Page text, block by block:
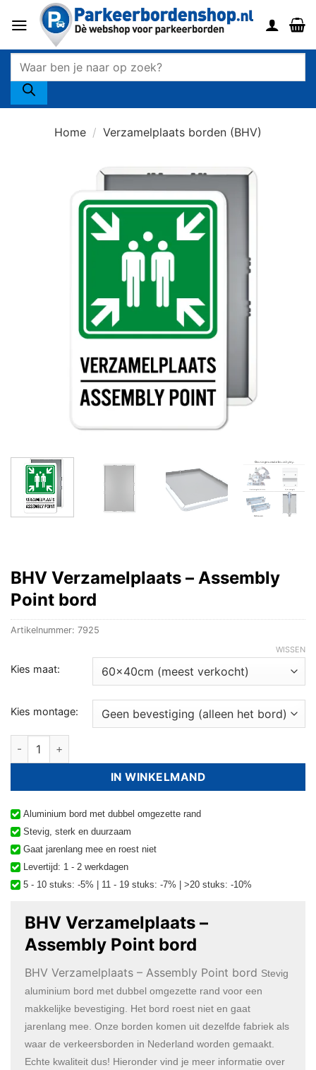
naar
zoeken
Home / Verzamelplaats borden (BHV)
BHV Verzamelplaats – Assembly
Point bord
Artikelnummer: 7925
Kies maat:
Kies montage:
WISSEN
BHV Verzamelplaats - Assembly Point bord aantal
IN WINKELMAND
Aluminium bord met dubbel omgezette rand
Stevig, sterk en duurzaam
Gaat jarenlang mee en roest niet
Levertijd: 1 - 2 werkdagen
5 - 10 stuks: -5% | 11 - 19 stuks: -7% | >20 stuks: -10%
BHV Verzamelplaats –
Assembly Point bord
BHV Verzamelplaats – Assembly Point bord Stevig
aluminium bord met dubbel omgezette rand voor een
makkelijke bevestiging. Het bord roest niet en gaat
jarenlang mee. Onze borden komen uit dezelfde fabriek als
waar de verkeersborden in Nederland worden gemaakt.
Echte kwaliteit dus! Hieronder vind je meer informatie over